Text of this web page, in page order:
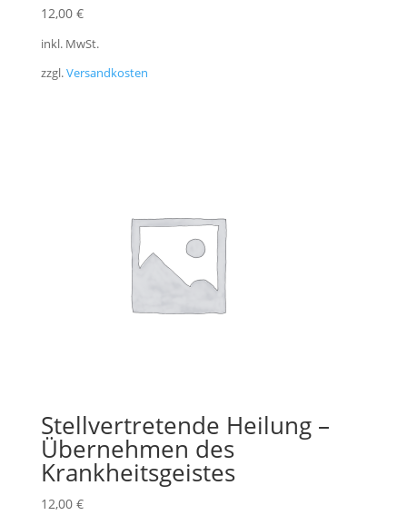
12,00 €
inkl. MwSt.
zzgl.Versandkosten
Stellvertretende Heilung –
Übernehmen des
Krankheitsgeistes
12,00 €